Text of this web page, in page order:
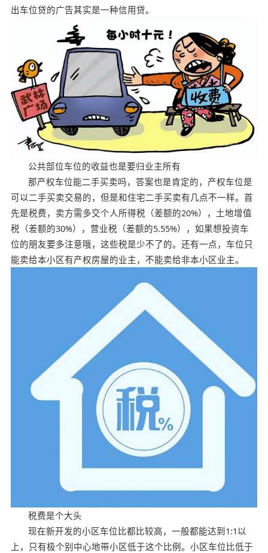
出车位贷的广告其实是一种信用贷。
公共部位车位的收益也是要归业主所有
那产权车位能二手买卖吗，答案也是肯定的，产权车位是
可以二手买卖交易的，但是和住宅二手买卖有几点不一样。首
先是税费，卖方需多交个人所得税（差额的20%），土地增值
税（差额的30%），营业税（差额的5.55%），如果想投资车
位的朋友要多注意哦，这些税是少不了的。还有一点，车位只
能卖给本小区有产权房屋的业主，不能卖给非本小区业主。
税费是个大头
现在新开发的小区车位比都比较高，一般都能达到1:1以
上，只有极个别中心地带小区低于这个比例。小区车位比低于